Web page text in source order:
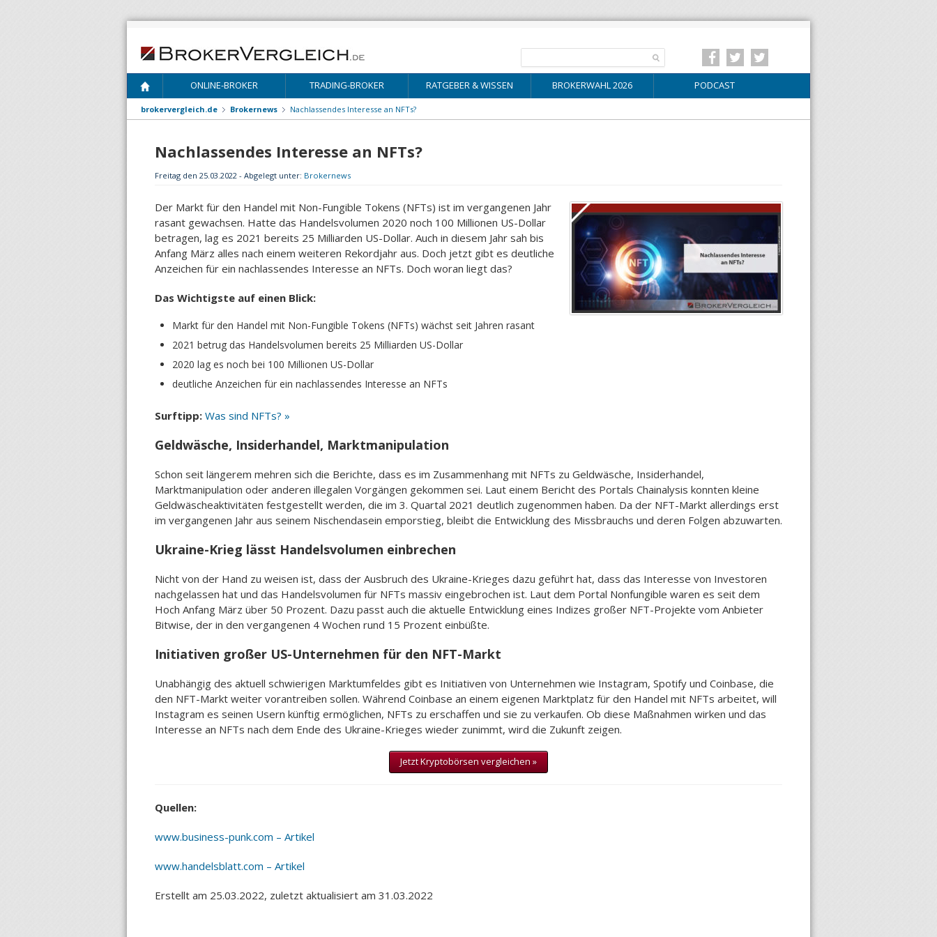
ONLINE-BROKER TRADING-BROKER RATGEBER & WISSEN BROKERWAHL 2026 PODCAST
brokervergleich.de Brokernews Nachlassendes Interesse an NFTs?
Nachlassendes Interesse an NFTs?
Freitag den 25.03.2022 - Abgelegt unter: Brokernews
Der Markt für den Handel mit Non-Fungible Tokens (NFTs) ist im vergangenen Jahr
rasant gewachsen. Hatte das Handelsvolumen 2020 noch 100 Millionen US-Dollar
betragen, lag es 2021 bereits 25 Milliarden US-Dollar. Auch in diesem Jahr sah bis
Anfang März alles nach einem weiteren Rekordjahr aus. Doch jetzt gibt es deutliche
Anzeichen für ein nachlassendes Interesse an NFTs. Doch woran liegt das?
Das Wichtigste auf einen Blick:
Markt für den Handel mit Non-Fungible Tokens (NFTs) wächst seit Jahren rasant
2021 betrug das Handelsvolumen bereits 25 Milliarden US-Dollar
2020 lag es noch bei 100 Millionen US-Dollar
deutliche Anzeichen für ein nachlassendes Interesse an NFTs
Surftipp: Was sind NFTs? »
Geldwäsche, Insiderhandel, Marktmanipulation
Schon seit längerem mehren sich die Berichte, dass es im Zusammenhang mit NFTs zu Geldwäsche, Insiderhandel,
Marktmanipulation oder anderen illegalen Vorgängen gekommen sei. Laut einem Bericht des Portals Chainalysis konnten kleine
Geldwäscheaktivitäten festgestellt werden, die im 3. Quartal 2021 deutlich zugenommen haben. Da der NFT-Markt allerdings erst
im vergangenen Jahr aus seinem Nischendasein emporstieg, bleibt die Entwicklung des Missbrauchs und deren Folgen abzuwarten.
Ukraine-Krieg lässt Handelsvolumen einbrechen
Nicht von der Hand zu weisen ist, dass der Ausbruch des Ukraine-Krieges dazu geführt hat, dass das Interesse von Investoren
nachgelassen hat und das Handelsvolumen für NFTs massiv eingebrochen ist. Laut dem Portal Nonfungible waren es seit dem
Hoch Anfang März über 50 Prozent. Dazu passt auch die aktuelle Entwicklung eines Indizes großer NFT-Projekte vom Anbieter
Bitwise, der in den vergangenen 4 Wochen rund 15 Prozent einbüßte.
Initiativen großer US-Unternehmen für den NFT-Markt
Unabhängig des aktuell schwierigen Marktumfeldes gibt es Initiativen von Unternehmen wie Instagram, Spotify und Coinbase, die
den NFT-Markt weiter vorantreiben sollen. Während Coinbase an einem eigenen Marktplatz für den Handel mit NFTs arbeitet, will
Instagram es seinen Usern künftig ermöglichen, NFTs zu erschaffen und sie zu verkaufen. Ob diese Maßnahmen wirken und das
Interesse an NFTs nach dem Ende des Ukraine-Krieges wieder zunimmt, wird die Zukunft zeigen.
Jetzt Kryptobörsen vergleichen »
Quellen:
www.business-punk.com – Artikel
www.handelsblatt.com – Artikel
Erstellt am 25.03.2022, zuletzt aktualisiert am 31.03.2022